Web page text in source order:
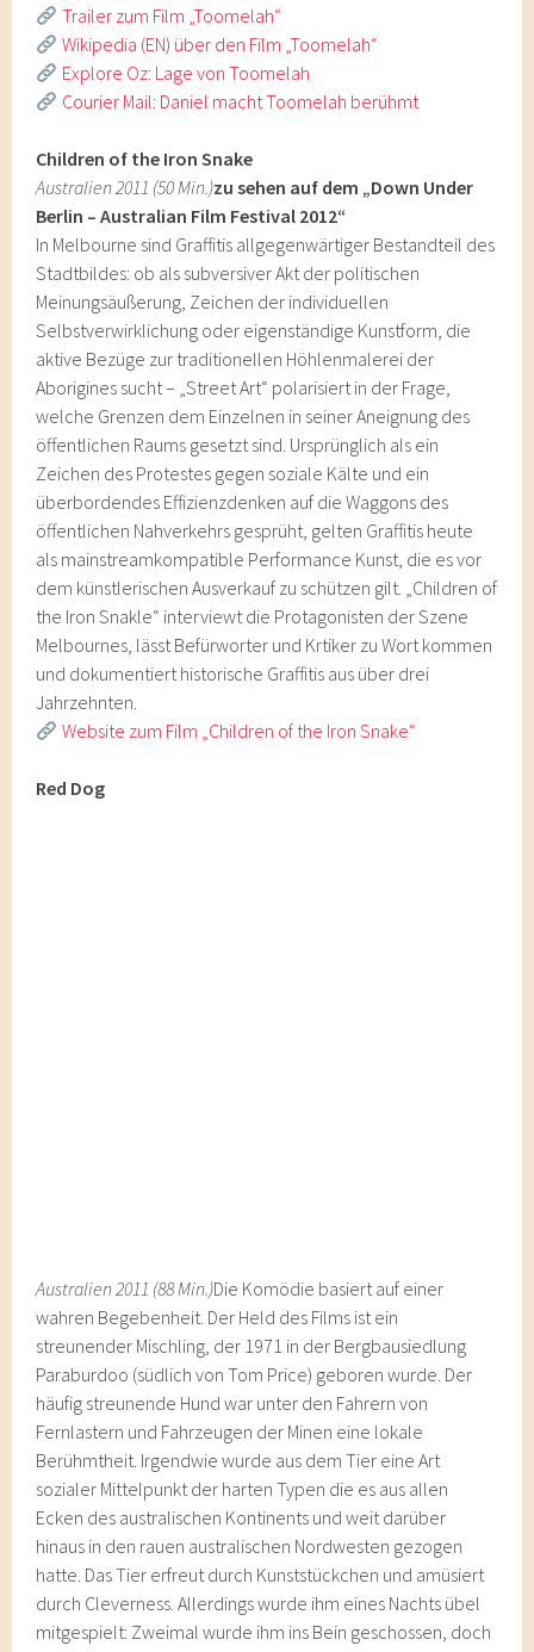
Trailer zum Film „Toomelah“
Wikipedia (EN) über den Film „Toomelah“
Explore Oz: Lage von Toomelah
Courier Mail: Daniel macht Toomelah berühmt
Children of the Iron Snake
Australien 2011 (50 Min.)zu sehen auf dem „Down Under
Berlin – Australian Film Festival 2012“
In Melbourne sind Graffitis allgegenwärtiger Bestandteil des
Stadtbildes: ob als subversiver Akt der politischen
Meinungsäußerung, Zeichen der individuellen
Selbstverwirklichung oder eigenständige Kunstform, die
aktive Bezüge zur traditionellen Höhlenmalerei der
Aborigines sucht – „Street Art“ polarisiert in der Frage,
welche Grenzen dem Einzelnen in seiner Aneignung des
öffentlichen Raums gesetzt sind. Ursprünglich als ein
Zeichen des Protestes gegen soziale Kälte und ein
überbordendes Effizienzdenken auf die Waggons des
öffentlichen Nahverkehrs gesprüht, gelten Graffitis heute
als mainstreamkompatible Performance Kunst, die es vor
dem künstlerischen Ausverkauf zu schützen gilt. „Children of
the Iron Snakle“ interviewt die Protagonisten der Szene
Melbournes, lässt Befürworter und Krtiker zu Wort kommen
und dokumentiert historische Graffitis aus über drei
Jahrzehnten.
Website zum Film „Children of the Iron Snake“
Red Dog
Australien 2011 (88 Min.)Die Komödie basiert auf einer
wahren Begebenheit. Der Held des Films ist ein
streunender Mischling, der 1971 in der Bergbausiedlung
Paraburdoo (südlich von Tom Price) geboren wurde. Der
häufig streunende Hund war unter den Fahrern von
Fernlastern und Fahrzeugen der Minen eine lokale
Berühmtheit. Irgendwie wurde aus dem Tier eine Art
sozialer Mittelpunkt der harten Typen die es aus allen
Ecken des australischen Kontinents und weit darüber
hinaus in den rauen australischen Nordwesten gezogen
hatte. Das Tier erfreut durch Kunststückchen und amüsiert
durch Cleverness. Allerdings wurde ihm eines Nachts übel
mitgespielt: Zweimal wurde ihm ins Bein geschossen, doch